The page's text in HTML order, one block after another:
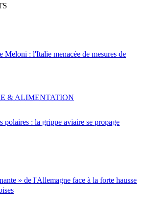
Meloni : l'Italie menacée de mesures de
polaires : la grippe aviaire se propage
& ALIMENTATION
» de l'Allemagne face à la forte hausse